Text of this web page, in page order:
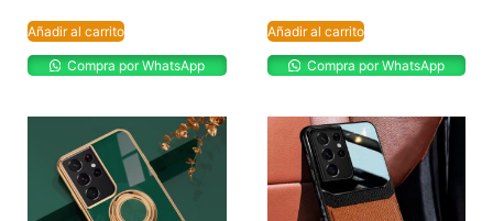
Añadir al carrito
Compra por WhatsApp
Añadir al carrito
Compra por WhatsApp